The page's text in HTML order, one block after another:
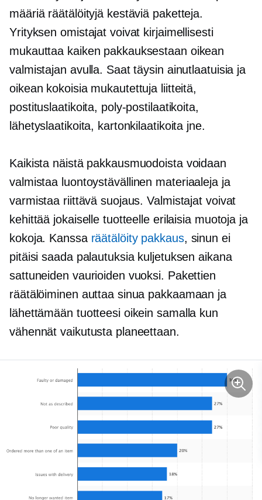
määriä räätälöityjä kestäviä paketteja.
Yrityksen omistajat voivat kirjaimellisesti
mukauttaa kaiken pakkauksestaan ​​oikean
valmistajan avulla. Saat täysin ainutlaatuisia ja
oikean kokoisia mukautettuja liitteitä,
postituslaatikoita, poly-postilaatikoita,
lähetyslaatikoita, kartonkilaatikoita jne.
Kaikista näistä pakkausmuodoista voidaan
valmistaa luontoystävällinen materiaaleja ja
varmistaa riittävä suojaus. Valmistajat voivat
kehittää jokaiselle tuotteelle erilaisia ​​muotoja ja
kokoja. Kanssa räätälöity pakkaus, sinun ei
pitäisi saada palautuksia kuljetuksen aikana
sattuneiden vaurioiden vuoksi. Pakettien
räätälöiminen auttaa sinua pakkaamaan ja
lähettämään tuotteesi oikein samalla kun
vähennät vaikutusta planeettaan.